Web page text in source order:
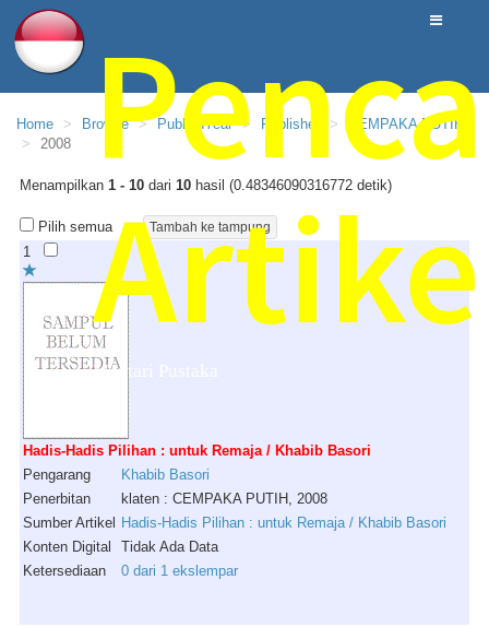
Mentari Pustaka
Home Browse PublishYear Publisher
CEMPAKA PUTIH,
2008
Menampilkan 1 - 10 dari 10 hasil (0.48346090316772 detik)
Pilih semua
1
Hadis-Hadis Pilihan : untuk Remaja / Khabib Basori
Pengarang
Khabib Basori
Penerbitan
klaten : CEMPAKA PUTIH, 2008
Sumber Artikel
Hadis-Hadis Pilihan : untuk Remaja / Khabib Basori
Konten Digital
Tidak Ada Data
Ketersediaan
0 dari 1 ekslempar